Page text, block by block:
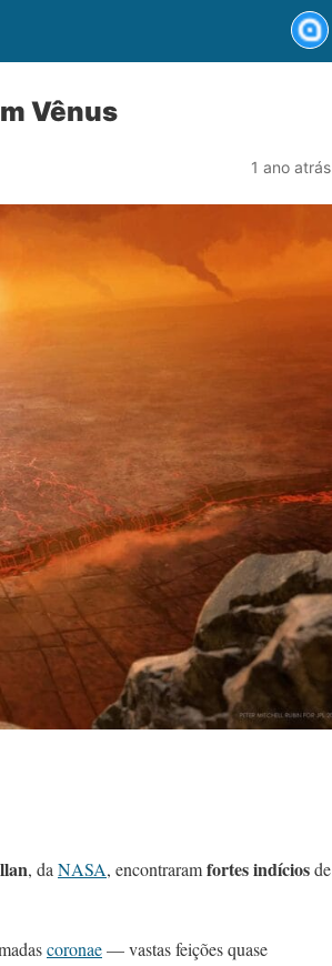
Vênus
1 ano atrás
, da NASA, encontraramfortes indíciosde
coronae— vastas feições quase